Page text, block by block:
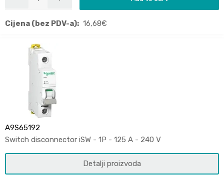
Cijena (bez PDV-a): 16,68€
A9S65192
Switch disconnector iSW - 1P - 125 A - 240 V
Detalji proizvoda